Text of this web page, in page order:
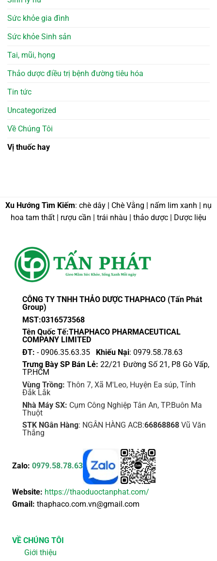
Sức khỏe gia đình
Sức khỏe Sinh sản
Tai, mũi, họng
Thảo dược điều trị bệnh đường tiêu hóa
Tin tức
Uncategorized
Về Chúng Tôi
Vị thuốc hay
Xu Hướng Tìm Kiếm: chè dây | Chè Vằng | nấm lim xanh | nụ
hoa tam thất | rượu cần | trái nhàu | thảo dược | Dược liệu
CÔNG TY TNHH THẢO DƯỢC THAPHACO (Tấn Phát
Group)
MST:0316573568
Tên Quốc Tế:THAPHACO PHARMACEUTICAL
COMPANY LIMITED
ĐT: - 0906.35.63.35 Khiếu Nại: 0979.58.78.63
Trưng Bày SP Bán Lẻ: 22/21 Đường Số 21, P8 Gò Vấp,
TP.HCM
Vùng Trồng: Thôn 7, Xã M'Leo, Huyện Ea súp, Tỉnh
Đắk Lắk
Nhà Máy SX: Cụm Công Nghiệp Tân An, TP.Buôn Ma
Thuột
STK NGân Hàng: NGÂN HÀNG ACB:66868868Vũ Văn
Thắng
Zalo: 0979.58.78.63
Website: https://thaoduoctanphat.com/
Gmail: thaphaco.com.vn@gmail.com
VỀ CHÚNG TÔI
Giới thiệu